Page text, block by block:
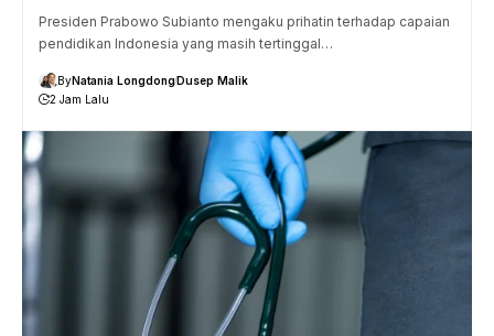
Presiden Prabowo Subianto mengaku prihatin terhadap capaian
pendidikan Indonesia yang masih tertinggal…
ByNatania LongdongDusep Malik
2 Jam Lalu